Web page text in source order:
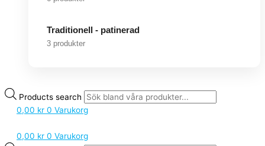
Traditionell - patinerad
3 produkter
Products search
0,00 kr 0 Varukorg
0,00 kr 0 Varukorg